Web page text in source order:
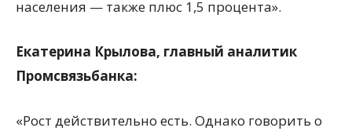
населения — также плюс 1,5 процента».
Екатерина Крылова, главный аналитик
Промсвязьбанка:
«Рост действительно есть. Однако говорить о